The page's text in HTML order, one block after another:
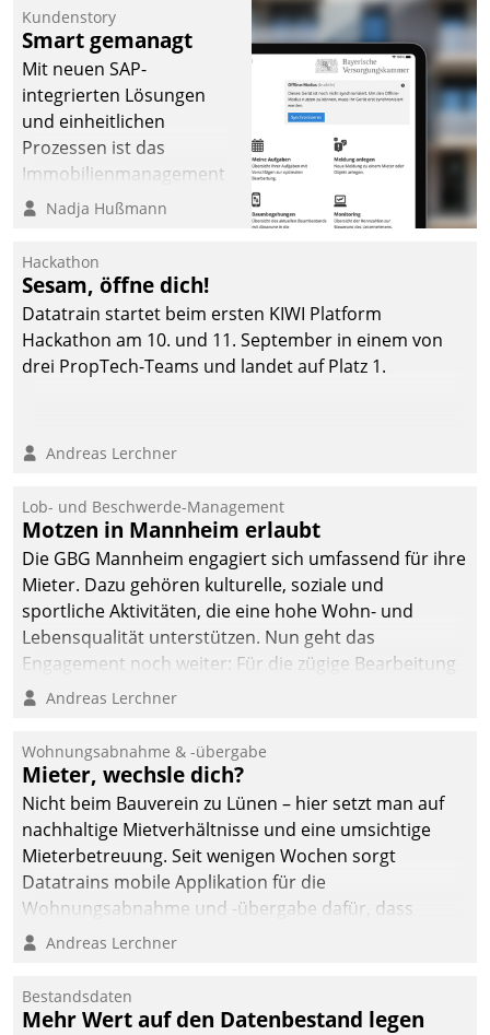
Kundenstory
Smart gemanagt
Mit neuen SAP-
integrierten Lösungen
und einheitlichen
Prozessen ist das
Immobilienmanagement
der Bayerischen
Ressort Kapitalanlage für
künftige Aufgaben und
Herausforderungen
gerüstet.
Nadja Hußmann
Hackathon
Sesam, öffne dich!
Datatrain startet beim ersten KIWI Platform
Hackathon am 10. und 11. September in einem von
drei PropTech-Teams und landet auf Platz 1.
Andreas Lerchner
Lob- und Beschwerde-Management
Motzen in Mannheim erlaubt
Die GBG Mannheim engagiert sich umfassend für ihre
Mieter. Dazu gehören kulturelle, soziale und
sportliche Aktivitäten, die eine hohe Wohn- und
Lebensqualität unterstützen. Nun geht das
Engagement noch weiter: Für die zügige Bearbeitung
von Beschwerden – oder Lob – richtet das
und Beschwerde-Management einen eigenen Kanal
ein.
Andreas Lerchner
Wohnungsabnahme & -übergabe
Mieter, wechsle dich?
Nicht beim Bauverein zu Lünen – hier setzt man auf
nachhaltige Mietverhältnisse und eine umsichtige
Mieterbetreuung. Seit wenigen Wochen sorgt
Datatrains mobile Applikation für die
Wohnungsabnahme und -übergabe dafür, dass
Mieter wohlgeordnet kommen und, so es sein muss,
Andreas Lerchner
Bestandsdaten
Mehr Wert auf den Datenbestand legen